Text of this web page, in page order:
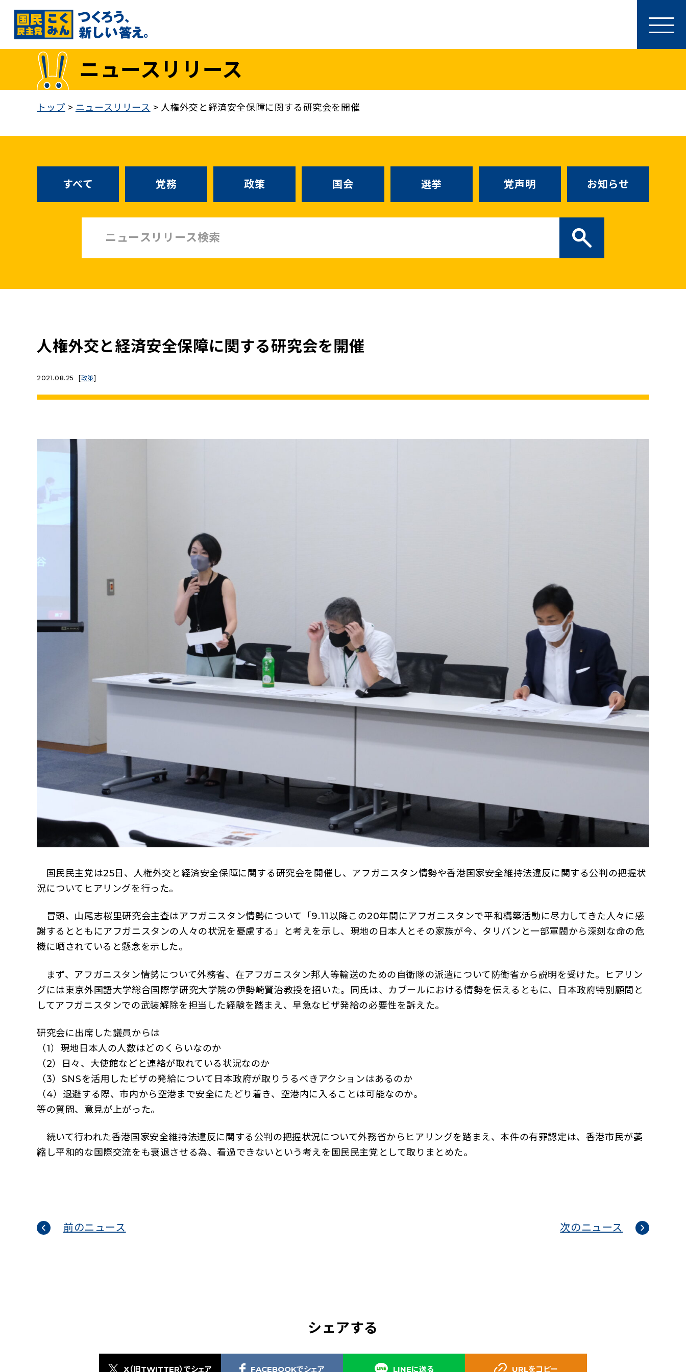
政策
2. 成長戦略「新・三本の矢」
5. 正直な政治をつらぬく
政策各論インデックス
医療制度改革
就職氷河期世代政策
中小企業・非正規賃上げ応援10策
憲法
政治改革
選挙情報
党基本情報
規約･規則
党声明
お知らせ
国民民主PRESS号外
こくみんオンラインスクール
二次創作ガイドライン
プライバシーポリシー
ニュースリリース
トップ > ニュースリリース > 人権外交と経済安全保障に関する研究会を開催
すべて 党務 政策 国会 選挙 党声明 お知らせ
人権外交と経済安全保障に関する研究会を開催
2021.08.25 [政策]
国民民主党は25日、人権外交と経済安全保障に関する研究会を開催し、アフガニスタン情勢や香港国家安全維持法違反に関する公判の把握状
況についてヒアリングを行った。
冒頭、山尾志桜里研究会主査はアフガニスタン情勢について「9.11以降この20年間にアフガニスタンで平和構築活動に尽力してきた人々に感
謝するとともにアフガニスタンの人々の状況を憂慮する」と考えを示し、現地の日本人とその家族が今、タリバンと一部軍閥から深刻な命の危
機に晒されていると懸念を示した。
まず、アフガニスタン情勢について外務省、在アフガニスタン邦人等輸送のための自衛隊の派遣について防衛省から説明を受けた。ヒアリン
グには東京外国語大学総合国際学研究大学院の伊勢崎賢治教授を招いた。同氏は、カブールにおける情勢を伝えるともに、日本政府特別顧問と
してアフガニスタンでの武装解除を担当した経験を踏まえ、早急なビザ発給の必要性を訴えた。
研究会に出席した議員からは
（1）現地日本人の人数はどのくらいなのか
（2）日々、大使館などと連絡が取れている状況なのか
（3）SNSを活用したビザの発給について日本政府が取りうるべきアクションはあるのか
（4）退避する際、市内から空港まで安全にたどり着き、空港内に入ることは可能なのか。
等の質問、意見が上がった。
続いて行われた香港国家安全維持法違反に関する公判の把握状況について外務省からヒアリングを踏まえ、本件の有罪認定は、香港市民が萎
縮し平和的な国際交流をも衰退させる為、看過できないという考えを国民民主党として取りまとめた。
前のニュース 次のニュース
シェアする
X（旧TWITTER）でシェア LINEに送る
FACEBOOKでシェア URLをコピー